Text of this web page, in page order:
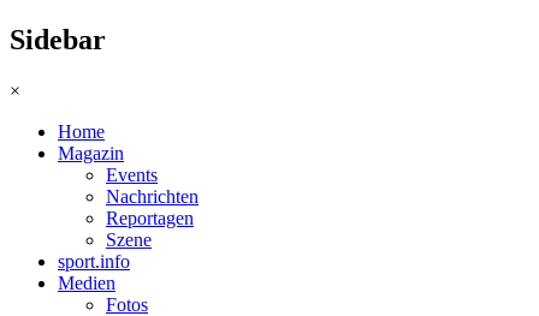
Sidebar
×
Home
Magazin
Events
Nachrichten
Reportagen
Szene
sport.info
Medien
Fotos